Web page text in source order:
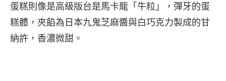
蛋糕則像是高級版台是馬卡龍「牛粒」，彈牙的蛋
糕體，夾餡為日本九鬼芝麻醬與白巧克力製成的甘
納許，香濃微甜。